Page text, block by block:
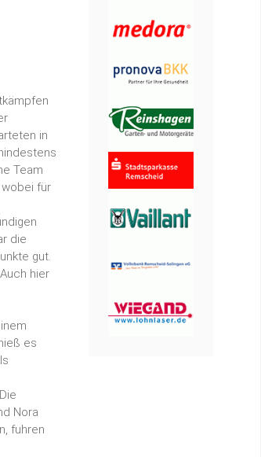
in
Team
wobei für
die
gut.
hier
es
Nora
fuhren